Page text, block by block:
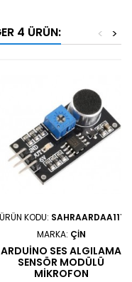
4 ÜRÜN: >
<
ÜRÜN KODU: SAHRAARDAA111
MARKA: ÇIN
ARDUINO SES ALGILAMA
SENSÖR MODÜLÜ
MIKROFON